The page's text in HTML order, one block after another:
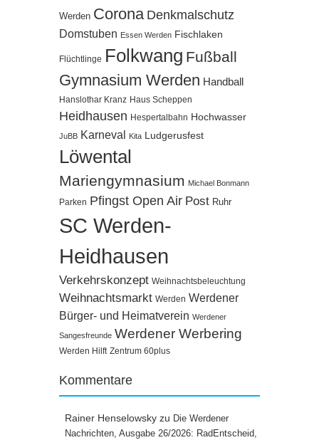
Werden Corona Denkmalschutz
Domstuben Essen Werden Fischlaken
Flüchtlinge Folkwang Fußball
Gymnasium Werden Handball
Hanslothar Kranz Haus Scheppen
Heidhausen Hespertalbahn Hochwasser
JuBB Karneval Kita Ludgerusfest
Löwental
Mariengymnasium Michael Bonmann
Parken Pfingst Open Air Post Ruhr
SC Werden-
Heidhausen
Verkehrskonzept Weihnachtsbeleuchtung
Weihnachtsmarkt Werden Werdener
Bürger- und Heimatverein Werdener
Sangesfreunde Werdener Werbering
Werden Hilft Zentrum 60plus
Kommentare
Rainer Henselowsky zu Die Werdener
Nachrichten, Ausgabe 26/2026: RadEntscheid,